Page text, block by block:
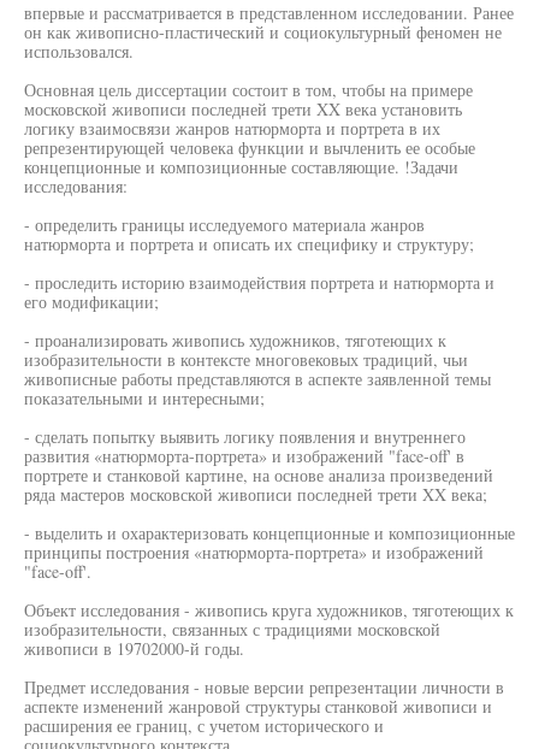
впервые и рассматривается в представленном исследовании. Ранее
он как живописно-пластический и социокультурный феномен не
использовался.
Основная цель диссертации состоит в том, чтобы на примере
московской живописи последней трети XX века установить
логику взаимосвязи жанров натюрморта и портрета в их
репрезентирующей человека функции и вычленить ее особые
концепционные и композиционные составляющие. !Задачи
исследования:
- определить границы исследуемого материала жанров
натюрморта и портрета и описать их специфику и структуру;
- проследить историю взаимодействия портрета и натюрморта и
его модификации;
- проанализировать живопись художников, тяготеющих к
изобразительности в контексте многовековых традиций, чьи
живописные работы представляются в аспекте заявленной темы
показательными и интересными;
- сделать попытку выявить логику появления и внутреннего
развития «натюрморта-портрета» и изображений "face-off' в
портрете и станковой картине, на основе анализа произведений
ряда мастеров московской живописи последней трети XX века;
- выделить и охарактеризовать концепционные и композиционные
принципы построения «натюрморта-портрета» и изображений
"face-off'.
Объект исследования - живопись круга художников, тяготеющих к
изобразительности, связанных с традициями московской
живописи в 19702000-й годы.
Предмет исследования - новые версии репрезентации личности в
аспекте изменений жанровой структуры станковой живописи и
расширения ее границ, с учетом исторического и